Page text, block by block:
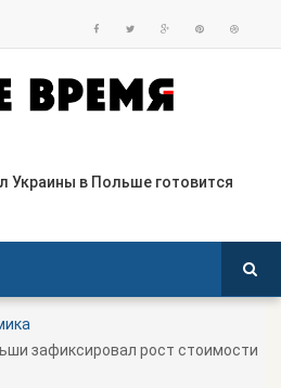
яблоки готовятся к дебю
Украины в Польше готовится
опережает Германию по тем
депортирует колумбийца, о
министр Польши назначил
зафиксировал рост стоимости